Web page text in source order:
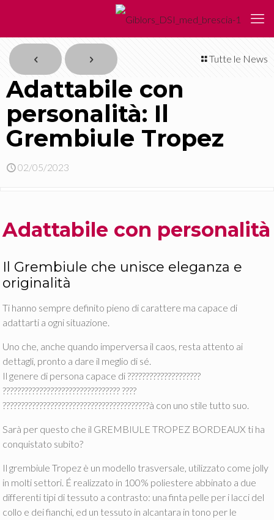
Tutte le News
Adattabile con
personalità: Il
Grembiule Tropez
02/05/2023
Adattabile con personalità
Il Grembiule che unisce eleganza e
originalità
Ti hanno sempre definito pieno di carattere ma capace di
adattarti a ogni situazione.
Uno che, anche quando imperversa il caos, resta attento ai
dettagli, pronto a dare il meglio di sé.
Il genere di persona capace di ????????????????????
???????????????????????????????? ????
????????????????????????????????????????à con uno stile tutto suo.
Sarà per questo che il GREMBIULE TROPEZ BORDEAUX ti ha
conquistato subito?
Il grembiule Tropez è un modello trasversale, utilizzato come jolly
in molti settori. É realizzato in 100% poliestere abbinato a due
differenti tipi di tessuto a contrasto: una finta pelle per i lacci del
collo e dei fianchi, ed un tessuto in alcantara in tono per le